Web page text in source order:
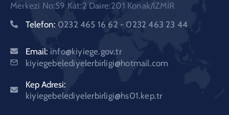
Merkezi No:59 Kat:2 Daire:201 Konak/İZMİR
Telefon: 0232 465 16 62 - 0232 463 23 44
Email: info@kiyiege.gov.tr
kiyiegebelediyelerbirligi@hotmail.com
Kep Adresi:
kiyiegebelediyelerbirligi@hs01.kep.tr